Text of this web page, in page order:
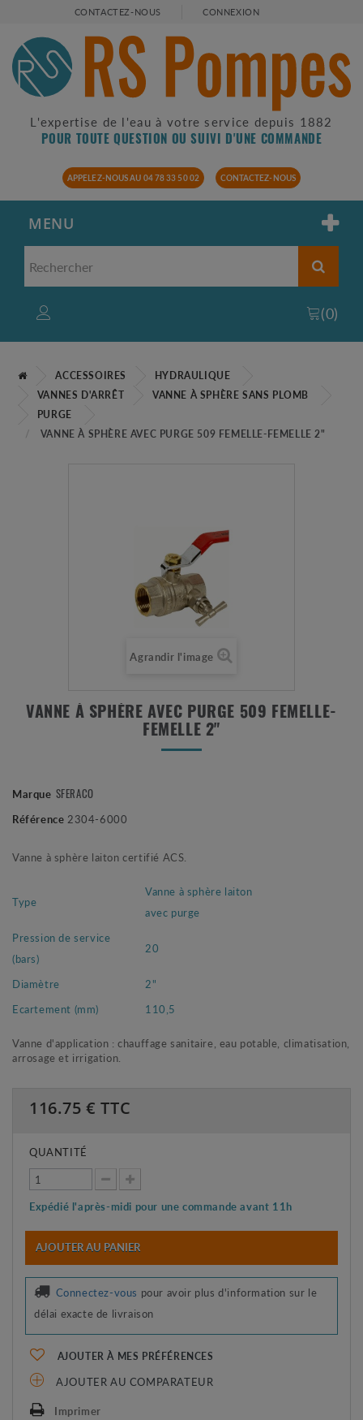
CONTACTEZ-NOUS CONNEXION
L'expertise de l'eau à votre service depuis 1882
POUR TOUTE QUESTION OU SUIVI D'UNE COMMANDE
APPELEZ-NOUS AU 04 78 33 50 02 CONTACTEZ-NOUS
MENU
(0)
ACCESSOIRES
HYDRAULIQUE
VANNES D'ARRÊT
VANNE À SPHÈRE SANS PLOMB
PURGE
VANNE À SPHÈRE AVEC PURGE 509 FEMELLE-FEMELLE 2"
Agrandir l'image
VANNE À SPHÈRE AVEC PURGE 509 FEMELLE-
FEMELLE 2"
Marque SFERACO
Référence 2304-6000
Vanne à sphère laiton certifié ACS.
Type
Vanne à sphère laiton
avec purge
Pression de service
(bars)
20
Diamètre
2"
Ecartement (mm)
110,5
Vanne d'application : chauffage sanitaire, eau potable, climatisation,
arrosage et irrigation.
116.75 € TTC
QUANTITÉ
Expédié l'après-midi pour une commande avant 11h
AJOUTER AU PANIER
Connectez-vous pour avoir plus d'information sur le
délai exacte de livraison
AJOUTER À MES PRÉFÉRENCES
AJOUTER AU COMPARATEUR
Imprimer